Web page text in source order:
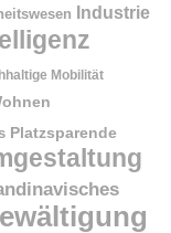
Industrie
Mobilität
Platzsparende